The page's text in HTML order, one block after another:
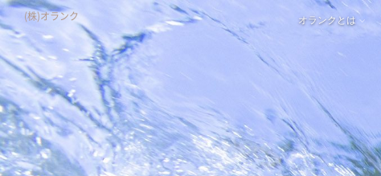
(株)オランク オランクとは